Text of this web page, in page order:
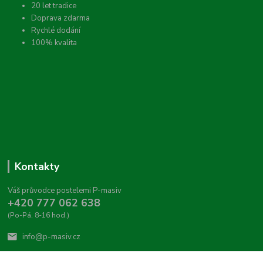
20 let tradice
Doprava zdarma
Rychlé dodání
100% kvalita
Kontakty
Váš průvodce postelemi P-masiv
+420 777 062 638
(Po-Pá, 8-16 hod.)
info@p-masiv.cz